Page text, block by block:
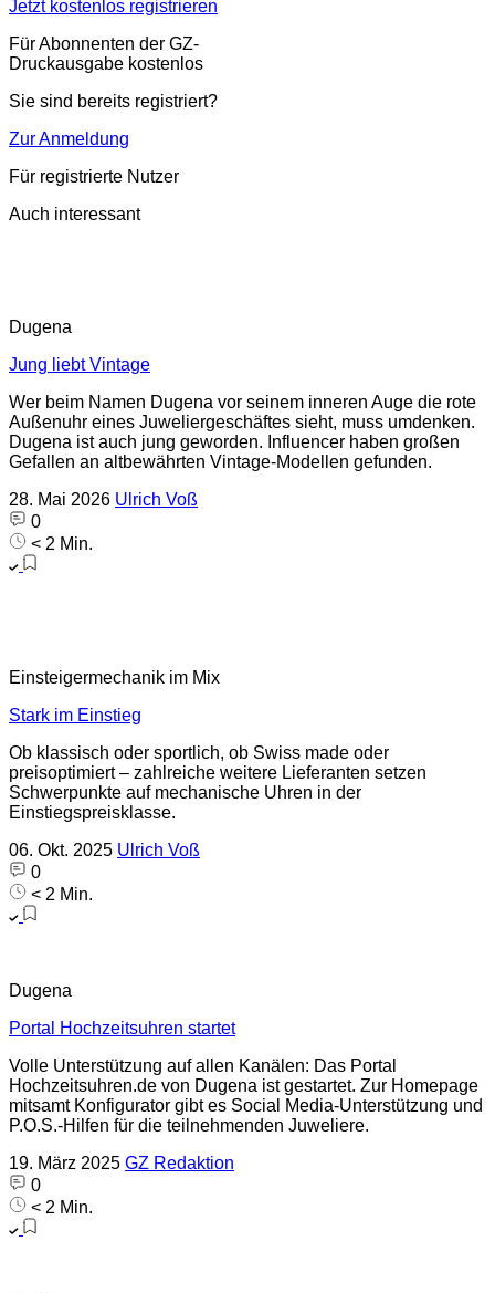
Jetzt kostenlos registrieren
Für Abonnenten der GZ-
Druckausgabe kostenlos
Sie sind bereits registriert?
Zur Anmeldung
Für registrierte Nutzer
Auch interessant
Dugena
Jung liebt Vintage
Wer beim Namen Dugena vor seinem inneren Auge die rote
Außenuhr eines Juweliergeschäftes sieht, muss umdenken.
Dugena ist auch jung geworden. Influencer haben großen
Gefallen an altbewährten Vintage-Modellen gefunden.
28. Mai 2026 Ulrich Voß
0
< 2 Min.
Einsteigermechanik im Mix
Stark im Einstieg
Ob klassisch oder sportlich, ob Swiss made oder
preisoptimiert – zahlreiche weitere Lieferanten setzen
Schwerpunkte auf mechanische Uhren in der
Einstiegspreisklasse.
06. Okt. 2025 Ulrich Voß
0
< 2 Min.
Dugena
Portal Hochzeitsuhren startet
Volle Unterstützung auf allen Kanälen: Das Portal
Hochzeitsuhren.de von Dugena ist gestartet. Zur Homepage
mitsamt Konfigurator gibt es Social Media-Unterstützung und
P.O.S.-Hilfen für die teilnehmenden Juweliere.
19. März 2025 GZ Redaktion
0
< 2 Min.